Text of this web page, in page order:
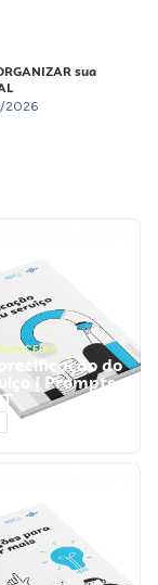
sua
2026
precificação do
| Prompts